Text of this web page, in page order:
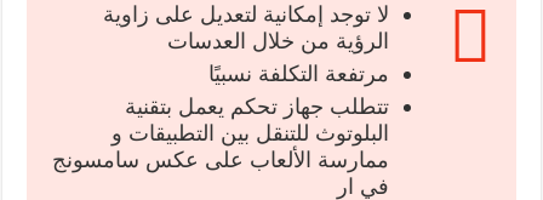
لا توجد إمكانية لتعديل على زاوية
الرؤية من خلال العدسات
مرتفعة التكلفة نسبيًا
تتطلب جهاز تحكم يعمل بتقنية
البلوتوث للتنقل بين التطبيقات و
ممارسة الألعاب على عكس سامسونج
في ار